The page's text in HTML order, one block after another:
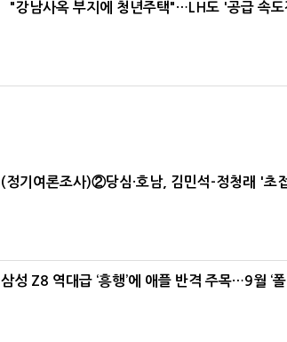
"강남사옥 부지에 청년주택"…LH도 '공급 속도
(정기여론조사)②당심·호남, 김민석-정청래 '초
삼성 Z8 역대급 ‘흥행’에 애플 반격 주목…9월 ‘폴